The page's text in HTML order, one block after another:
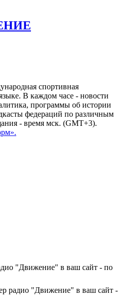
спортивная
В каждом часе - новости
программы об истории
федераций по различным
- время мск. (GMT+3).
"Движение" в ваш сайт - по
радио "Движение" в ваш сайт -